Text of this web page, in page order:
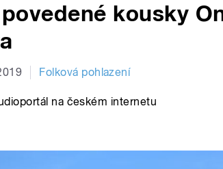
kousky
Folková pohlazení
na českém internetu